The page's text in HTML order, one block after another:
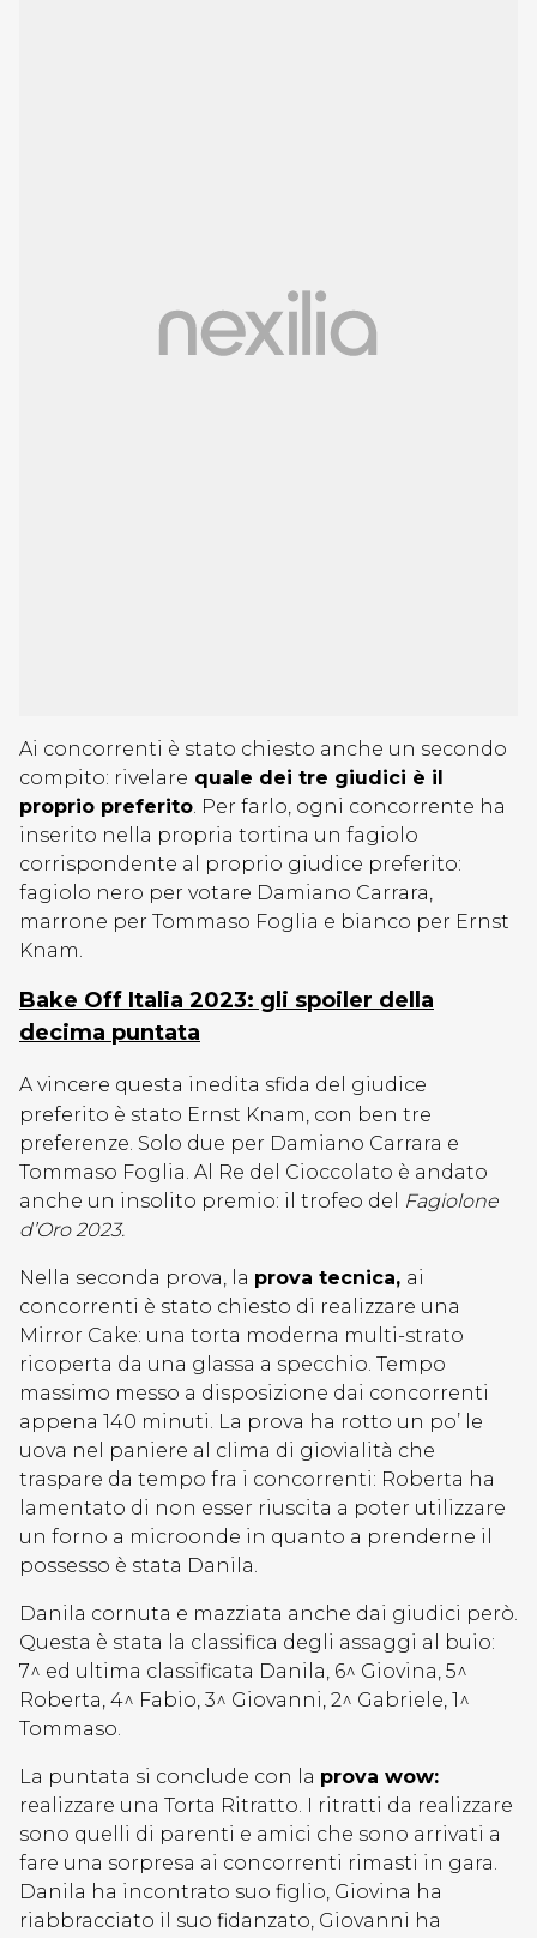
Ai concorrenti è stato chiesto anche un secondo
compito: rivelare quale dei tre giudici è il
proprio preferito. Per farlo, ogni concorrente ha
inserito nella propria tortina un fagiolo
corrispondente al proprio giudice preferito:
fagiolo nero per votare Damiano Carrara,
marrone per Tommaso Foglia e bianco per Ernst
Knam.
Bake Off Italia 2023: gli spoiler della
decima puntata
A vincere questa inedita sfida del giudice
preferito è stato Ernst Knam, con ben tre
preferenze. Solo due per Damiano Carrara e
Tommaso Foglia. Al Re del Cioccolato è andato
anche un insolito premio: il trofeo del
Fagiolone
d’Oro 2023.
Nella seconda prova, la prova tecnica, ai
concorrenti è stato chiesto di realizzare una
Mirror Cake: una torta moderna multi-strato
ricoperta da una glassa a specchio. Tempo
massimo messo a disposizione dai concorrenti
appena 140 minuti. La prova ha rotto un po’ le
uova nel paniere al clima di giovialità che
traspare da tempo fra i concorrenti: Roberta ha
lamentato di non esser riuscita a poter utilizzare
un forno a microonde in quanto a prenderne il
possesso è stata Danila.
Danila cornuta e mazziata anche dai giudici però.
Questa è stata la classifica degli assaggi al buio:
7^ ed ultima classificata Danila, 6^ Giovina, 5^
Roberta, 4^ Fabio, 3^ Giovanni, 2^ Gabriele, 1^
Tommaso.
La puntata si conclude con la prova wow:
realizzare una Torta Ritratto. I ritratti da realizzare
sono quelli di parenti e amici che sono arrivati a
fare una sorpresa ai concorrenti rimasti in gara.
Danila ha incontrato suo figlio, Giovina ha
riabbracciato il suo fidanzato, Giovanni ha